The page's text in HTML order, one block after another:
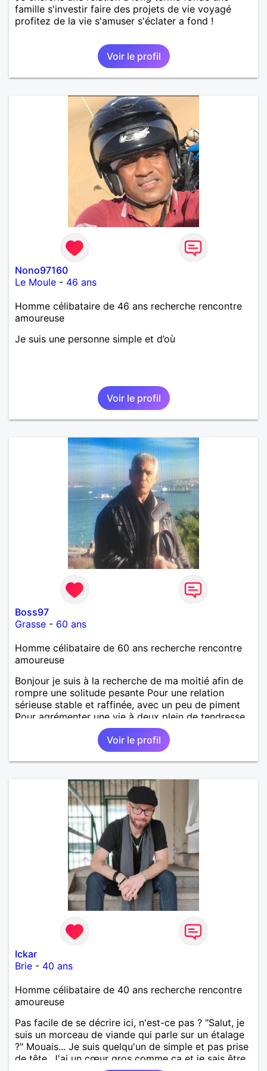
famille s'investir faire des projets de vie voyagé
profitez de la vie s'amuser s'éclater a fond !
Voir le profil
Nono97160
Le Moule - 46 ans
Homme célibataire de 46 ans recherche rencontre
amoureuse
Je suis une personne simple et d’où
Voir le profil
Boss97
Grasse - 60 ans
Homme célibataire de 60 ans recherche rencontre
amoureuse
Bonjour je suis à la recherche de ma moitié afin de
rompre une solitude pesante Pour une relation
sérieuse stable et raffinée, avec un peu de piment
Pour agrémenter une vie à deux plein de tendresse
Voir le profil
Ickar
Brie - 40 ans
Homme célibataire de 40 ans recherche rencontre
amoureuse
Pas facile de se décrire ici, n'est-ce pas ? "Salut, je
suis un morceau de viande qui parle sur un étalage
?" Mouais... Je suis quelqu'un de simple et pas prise
de tête. J'ai un cœur gros comme ça et je sais être